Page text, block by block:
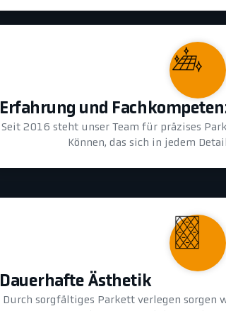
Erfahrung und
Seit 2016 steht unser Team für präzises
Können, das sich in jedem
Dauerhafte Ästhetik
Durch sorgfältiges Parkett verlegen sorgen